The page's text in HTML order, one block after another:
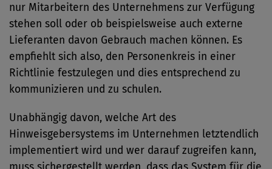
nur Mitarbeitern des Unternehmens zur Verfügung
stehen soll oder ob beispielsweise auch externe
Lieferanten davon Gebrauch machen können. Es
empfiehlt sich also, den Personenkreis in einer
Richtlinie festzulegen und dies entsprechend zu
kommunizieren und zu schulen.
Unabhängig davon, welche Art des
Hinweisgebersystems im Unternehmen letztendlich
implementiert wird und wer darauf zugreifen kann,